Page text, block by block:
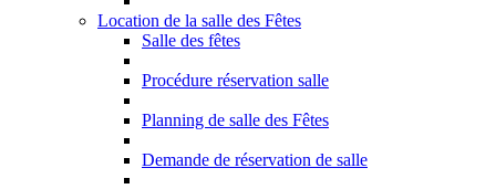
Location de la salle des Fêtes
Salle des fêtes
Procédure réservation salle
Planning de salle des Fêtes
Demande de réservation de salle